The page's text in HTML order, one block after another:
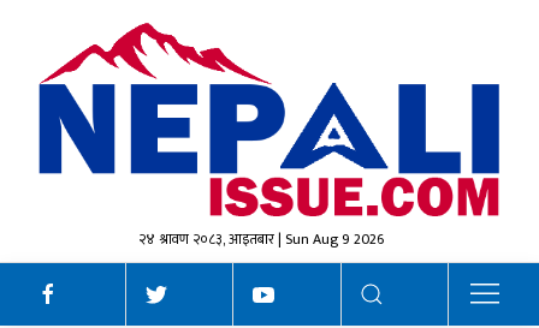
२४ श्रावण २०८३, आइतबार | Sun Aug 9 2026